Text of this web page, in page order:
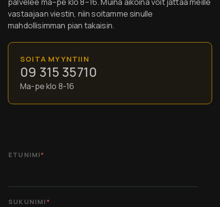
vastaajaan viestin, niin soitamme sinulle
mahdollisimman pian takaisin.
SOITA MYYNTIIN
09 315 35710
Ma-pe klo 8-16
ETUNIMI*
SUKUNIMI*